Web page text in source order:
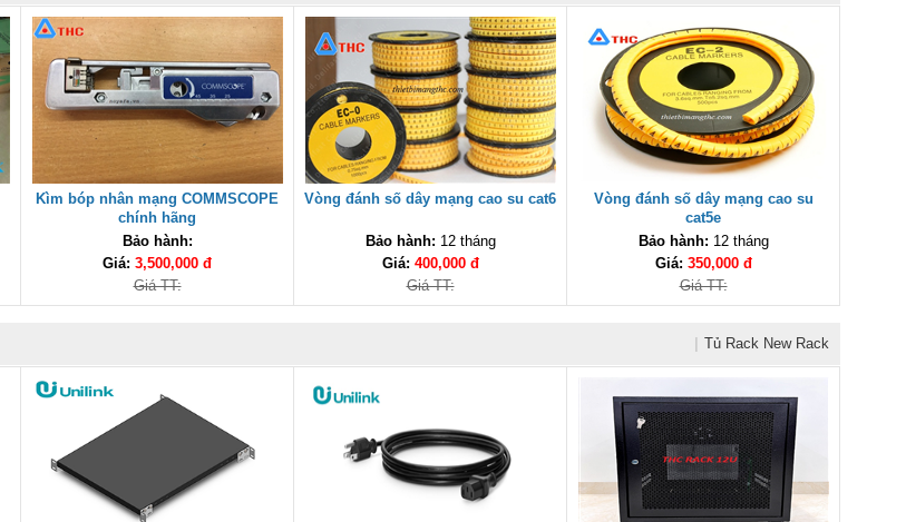
Kìm bóp nhân mạng COMMSCOPE
chính hãng
Bảo hành:
Giá: 3,500,000 đ
Giá TT:
Vòng đánh số dây mạng cao su cat6
Bảo hành: 12 tháng
Giá: 400,000 đ
Giá TT:
Vòng đánh số dây mạng cao su
cat5e
Bảo hành: 12 tháng
Giá: 350,000 đ
Giá TT:
Tủ Rack New Rack